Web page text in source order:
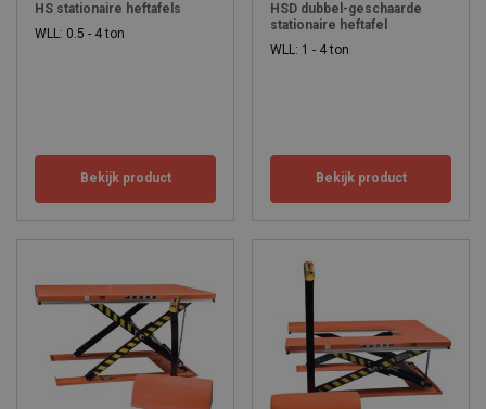
HS stationaire heftafels
WLL: 0.5 - 4 ton
Bekijk product
HSD dubbel-geschaarde
stationaire heftafel
WLL: 1 - 4 ton
Bekijk product